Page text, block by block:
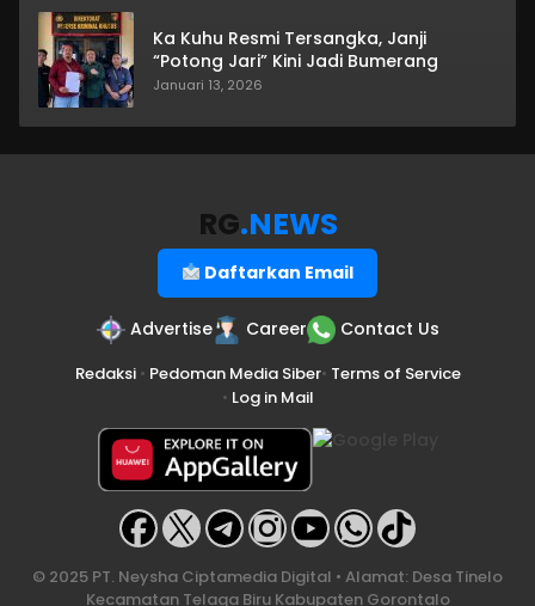
Ka Kuhu Resmi Tersangka, Janji
“Potong Jari” Kini Jadi Bumerang
Januari 13, 2026
RG.NEWS
Daftarkan Email
Advertise Career Contact Us
Redaksi• Pedoman Media Siber• Terms of Service
• Log in Mail
© 2025 PT. Neysha Ciptamedia Digital • Alamat: Desa Tinelo
Kecamatan Telaga Biru Kabupaten Gorontalo